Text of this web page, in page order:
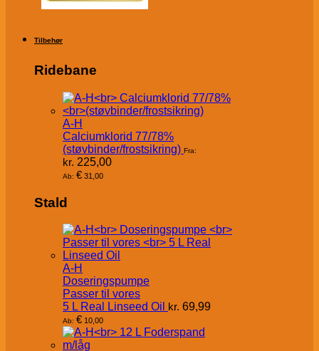
Tilbehør
Ridebane
A-H
Calciumklorid 77/78%
(støvbinder/frostsikring) Fra:
kr. 225,00
Ab: € 31,00
Stald
A-H
Doseringspumpe
Passer til vores
5 L Real Linseed Oil kr. 69,99
Ab: € 10,00